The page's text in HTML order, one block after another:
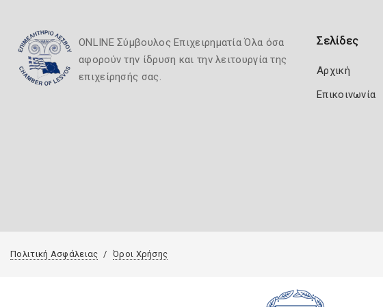
ONLINE Σύμβουλος Επιχειρηματία Όλα όσα
αφορούν την ίδρυση και την λειτουργία της
επιχείρησής σας.
Σελίδες
Αρχική
Επικοινωνία
Πολιτική Ασφάλειας Όροι Χρήσης